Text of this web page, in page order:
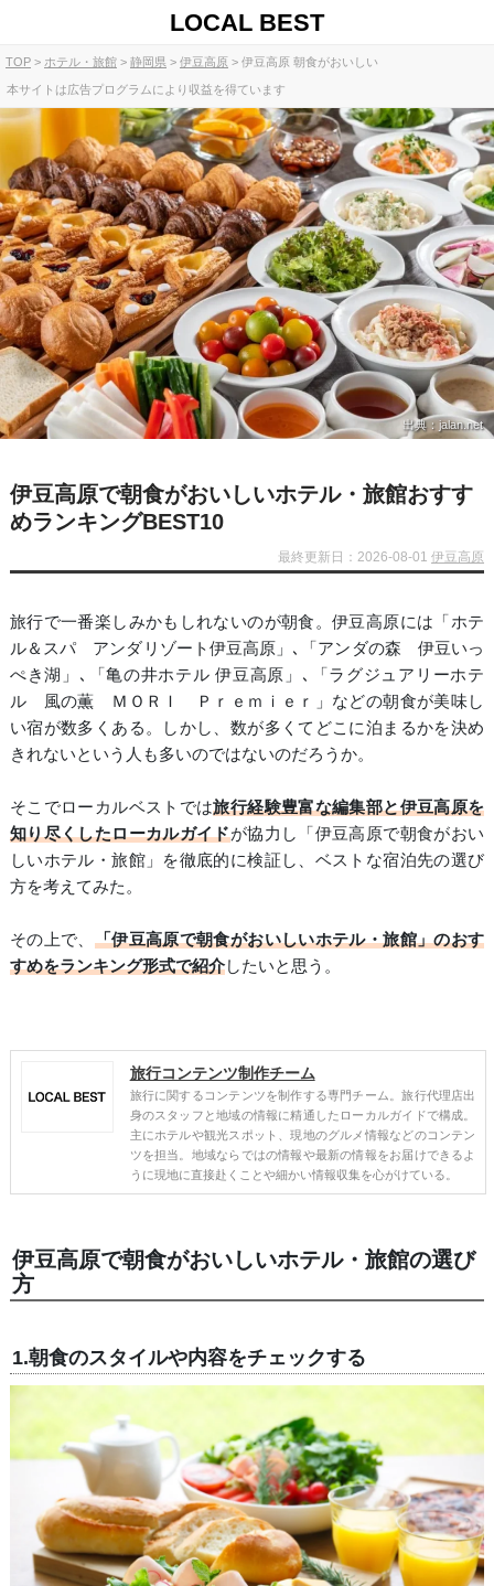
LOCAL BEST
TOP ホテル・旅館 静岡県 伊豆高原 伊豆高原 朝食がおいしい
本サイトは広告プログラムにより収益を得ています
出典：jalan.net
伊豆高原で朝食がおいしいホテル・旅館おすす
めランキングBEST10
最終更新日：2026-08-01伊豆高原
旅行で一番楽しみかもしれないのが朝食。伊豆高原には「ホテ
ル＆スパ アンダリゾート伊豆高原」､「アンダの森 伊豆いっ
ぺき湖」､「亀の井ホテル 伊豆高原」､「ラグジュアリーホテ
ル 風の薫 ＭＯＲＩ Ｐｒｅｍｉｅｒ」などの朝食が美味し
い宿が数多くある。しかし、数が多くてどこに泊まるかを決め
きれないという人も多いのではないのだろうか。
そこでローカルベストでは旅行経験豊富な編集部と伊豆高原を
知り尽くしたローカルガイドが協力し「伊豆高原で朝食がおい
しいホテル・旅館」を徹底的に検証し、ベストな宿泊先の選び
方を考えてみた。
その上で、 「伊豆高原で朝食がおいしいホテル・旅館」のおす
すめをランキング形式で紹介したいと思う。
旅行コンテンツ制作チーム
旅行に関するコンテンツを制作する専門チーム。旅行代理店出
身のスタッフと地域の情報に精通したローカルガイドで構成。
主にホテルや観光スポット、現地のグルメ情報などのコンテン
ツを担当。地域ならではの情報や最新の情報をお届けできるよ
うに現地に直接赴くことや細かい情報収集を心がけている。
伊豆高原で朝食がおいしいホテル・旅館の選び
方
1.朝食のスタイルや内容をチェックする